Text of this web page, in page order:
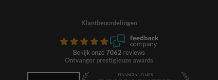
Klantbeoordelingen
Bekijk onze 7062 reviews
Ontvanger prestigieuze awards